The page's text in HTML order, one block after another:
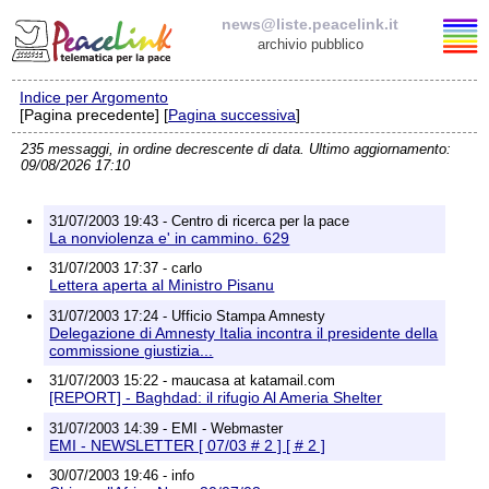
news@liste.peacelink.it
archivio pubblico
Elenco delle liste
news@liste.peacelink.it
Richieste di rimozione
Indice per Argomento
[Pagina precedente] [Pagina successiva]
235 messaggi, in ordine decrescente di data. Ultimo aggiornamento:
09/08/2026 17:10
31/07/2003 19:43 - Centro di ricerca per la pace
La nonviolenza e' in cammino. 629
31/07/2003 17:37 - carlo
Lettera aperta al Ministro Pisanu
31/07/2003 17:24 - Ufficio Stampa Amnesty
Delegazione di Amnesty Italia incontra il presidente della
commissione giustizia...
31/07/2003 15:22 - maucasa at katamail.com
[REPORT] - Baghdad: il rifugio Al Ameria Shelter
31/07/2003 14:39 - EMI - Webmaster
EMI - NEWSLETTER [ 07/03 # 2 ] [ # 2 ]
30/07/2003 19:46 - info